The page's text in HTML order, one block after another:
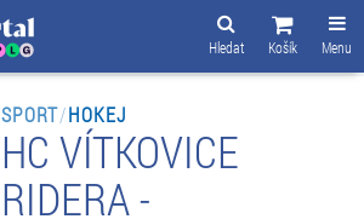
Menu
Košík
Hledat
SPORT/HOKEJ
HC VÍTKOVICE
RIDERA -